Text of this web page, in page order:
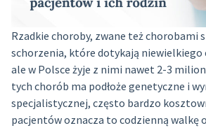
Rzadkie choroby, zwane też chorobami
schorzenia, które dotykają niewielkiego
ale w Polsce żyje z nimi nawet 2-3
tych chorób ma podłoże genetyczne i
specjalistycznej, często bardzo
pacjentów oznacza to codzienną walkę